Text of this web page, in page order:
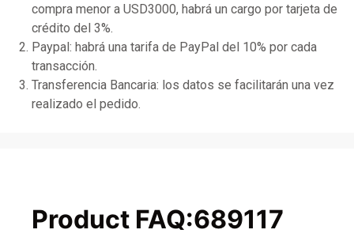
compra menor a USD3000, habrá un cargo por tarjeta de
crédito del 3%.
Paypal: habrá una tarifa de PayPal del 10% por cada
transacción.
Transferencia Bancaria: los datos se facilitarán una vez
realizado el pedido.
Product FAQ:689117